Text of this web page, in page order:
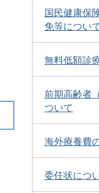
国民健康保
免等につい
無料低額診
前期高齢者
ついて
海外療養費
委任状につ